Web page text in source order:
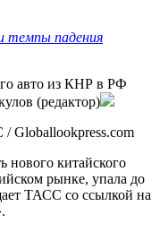
темпы падения
авто из КНР в РФ
(редактор)
Globallookpress.com
нового китайского
рынке, упала до
ТАСС со ссылкой на